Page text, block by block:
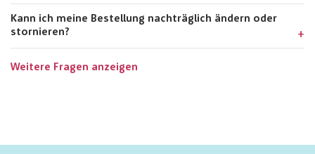
Kann ich meine Bestellung nachträglich ändern oder
stornieren?
Weitere Fragen anzeigen